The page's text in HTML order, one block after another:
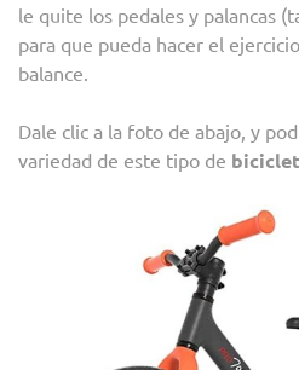
le quite los pedales y palancas
para que pueda hacer el
balance.
Dale clic a la foto de abajo, y
variedad de este tipo de